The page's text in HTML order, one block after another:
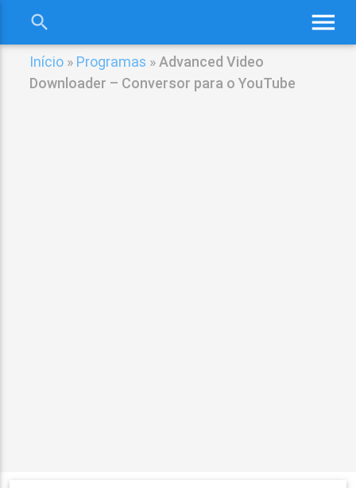
menu
search
Início » Programas »Advanced Video
Downloader – Conversor para o YouTube